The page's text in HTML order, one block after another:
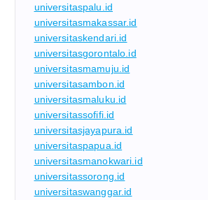
universitaspalu.id
universitasmakassar.id
universitaskendari.id
universitasgorontalo.id
universitasmamuju.id
universitasambon.id
universitasmaluku.id
universitassofifi.id
universitasjayapura.id
universitaspapua.id
universitasmanokwari.id
universitassorong.id
universitaswanggar.id